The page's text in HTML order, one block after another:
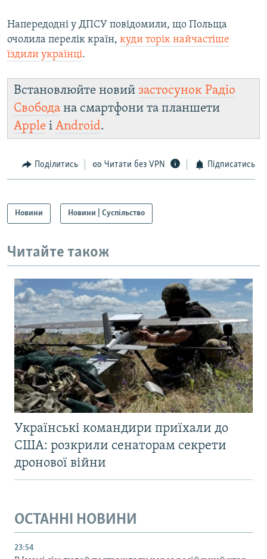
Напередодні у ДПСУ повідомили, що Польща
очолила перелік країн, куди торік найчастіше
їздили українці.
Встановлюйте новий застосунок Радіо
Свобода на смартфони та планшети
Apple і Android.
Поділитись Читати без VPN Підписатись
Новини Новини | Суспільство
Читайте також
Українські командири приїхали до
США: розкрили сенаторам секрети
дронової війни
ОСТАННІ НОВИНИ
23:54